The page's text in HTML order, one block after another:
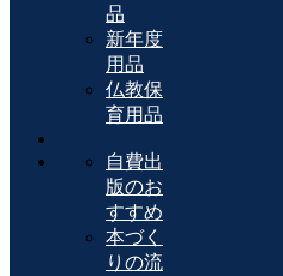
品
新年度
用品
仏教保
育用品
自費出
版のお
すすめ
本づく
りの流